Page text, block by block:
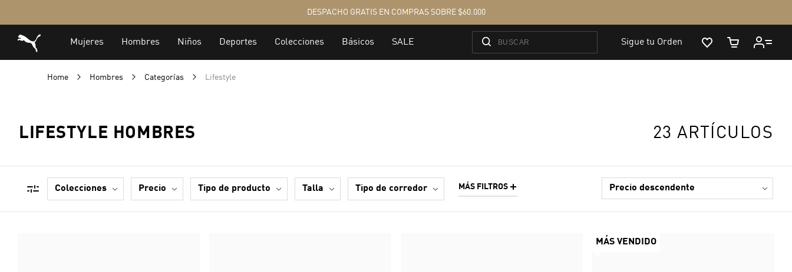
Home Hombres Categorías Lifestyle
LIFESTYLE HOMBRES 23 ARTÍCULOS
colecciones precio tipo de producto talla tipo de corredor MÁS FILTROS
MÁS VENDIDO